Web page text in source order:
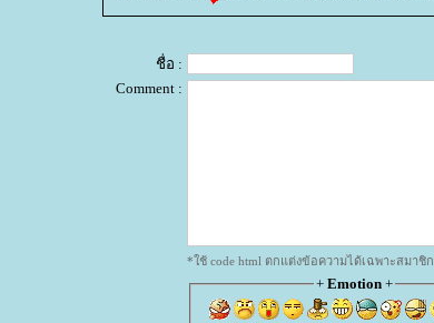
ชื่อ :
Comment :
*ใช้ code html ตกแต่งข้อความได้เฉพาะสมาชิก
+ Emotion+